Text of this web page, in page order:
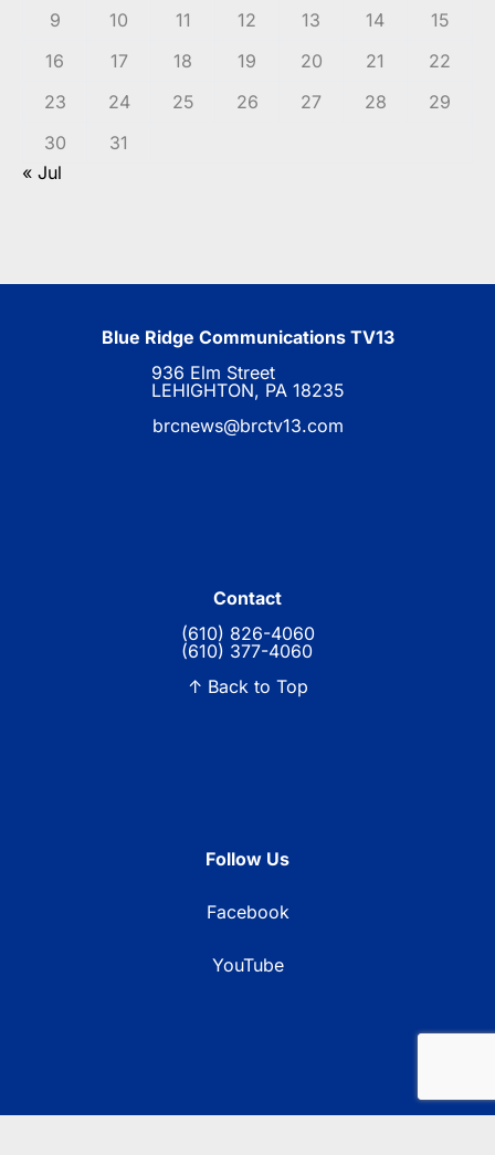
9
10 11 12 13 14
15
16
17 18 19 20 21
22
23
24 25 26 27 28
29
30
31
« Jul
Blue Ridge Communications TV13
936 Elm Street
LEHIGHTON, PA 18235
brcnews@brctv13.com
Contact
(610) 826-4060
(610) 377-4060
↑ Back to Top
Follow Us
Facebook
YouTube